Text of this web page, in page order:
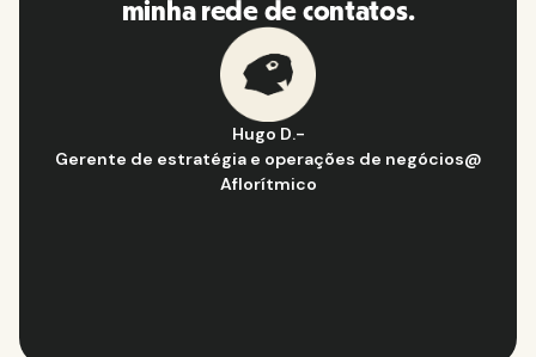
minha rede de contatos.
Hugo D.-
Gerente de estratégia e operações de negócios@
Aflorítmico